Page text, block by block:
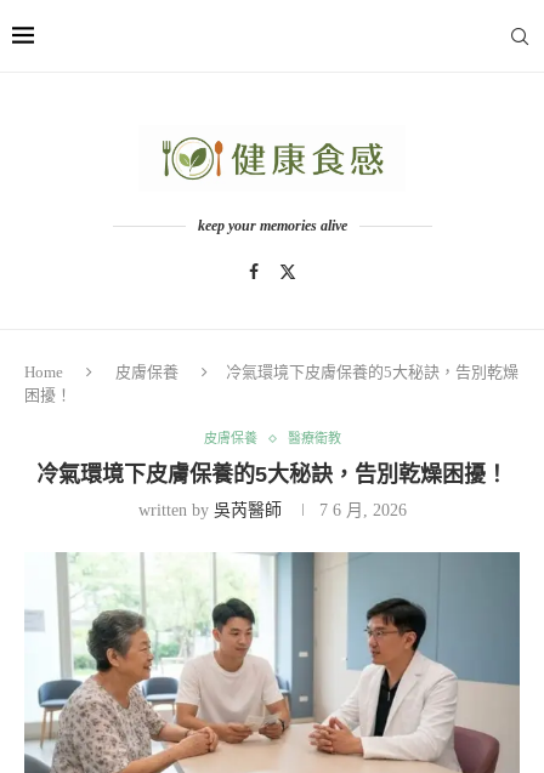
keep your memories alive
Home 皮膚保養
冷氣環境下皮膚保養的5大秘訣，告別乾燥
困擾！
皮膚保養 醫療衛教
冷氣環境下皮膚保養的5大秘訣，告別乾燥困擾！
written by 吳芮醫師 7 6 月, 2026